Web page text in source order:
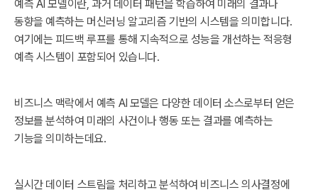
예측 AI 모델이란, 과거 데이터 패턴을 학습하여 미래의 결과나
동향을 예측하는 머신러닝 알고리즘 기반의 시스템을 의미합니다.
여기에는 피드백 루프를 통해 지속적으로 성능을 개선하는 적응형
예측 시스템이 포함되어 있습니다.
비즈니스 맥락에서 예측 AI 모델은 다양한 데이터 소스로부터 얻은
정보를 분석하여 미래의 사건이나 행동 또는 결과를 예측하는
기능을 의미하는데요.
실시간 데이터 스트림을 처리하고 분석하여 비즈니스 의사결정에